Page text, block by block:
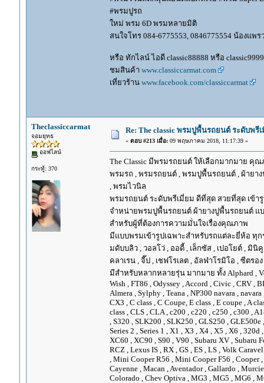
#พรมปูรถ
ใหม่ พรม 6D พรมหลายมิติ
สนใจโทร 084-6775553, 0846775554 น้องแพ
หรือ ทักไลน์ ไอดี classic88888 หรือ
ชมสินค้า www.classiccarmat.com
เที่ยวร้าน www.facebook.com/classiccarmat
Theclassiccarmat
จอมยุทธ
ออฟไลน์
กระทู้: 370
Re: The classic พรมปูพื้นรถยนต์ ระดับพรี
« ตอบ #213 เมื่อ:09 พฤษภาคม 2018, 11:17:39 »
The Classic มีพรมรถยนต์ ให้เลือกมากมาย คุ
พรมรถ , พรมรถยนต์ , พรมปูพื้นรถยนต์ , ผ้ายา
, พรมไวนิล
พรมรถยนต์ ระดับพรีเมี่ยม ดีที่สุด สวยที่สุด เข้ารู
จำหน่ายพรมปูพื้นรถยนต์ ผ้ายางปูพื้นรถยนต์ แบบ
สำหรับผู้ที่ต้องการความมั่นใจเรื่องคุณภาพ
มีแบบพรมเข้ารูปเฉพาะสำหรับรถแต่ละยี่ห้อ ทุก
มดับบลิว , วอลโว่ , ออดี้ , เล็กซัส , เปอโยต์ , มินิ
คลาเรน , จี๊ป , เชฟโรเลต , อัลฟ่าโรมิโอ , ซีตร
มีสำหรับหลากหลายรุ่น มากมาย ทั้ง Alphard ,
Wish , FT86 , Odyssey , Accord , Civic , CRV ,
Almera , Sylphy , Teana , NP300 navara ,
CX3 , C class , C Coupe, E class , E coupe , A
class , CLS , CLA , c200 , c220 , c250 , c300 ,
, S320 , SLK200 , SLK250 , GLS250 , GLE500e
Series 2 , Series 1 , X1 , X3 , X4 , X5 , X6 ,
XC60 , XC90 , S90 , V90 , Subaru XV , Subaru
RCZ , Lexus IS , RX , GS , ES , LS , Volk
, Mini Cooper R56 , Mini Cooper F56 , Cooper
Cayenne , Macan , Aventador , Gallardo ,
Colorado , Chev Optiva , MG3 , MG5 , MG6 ,